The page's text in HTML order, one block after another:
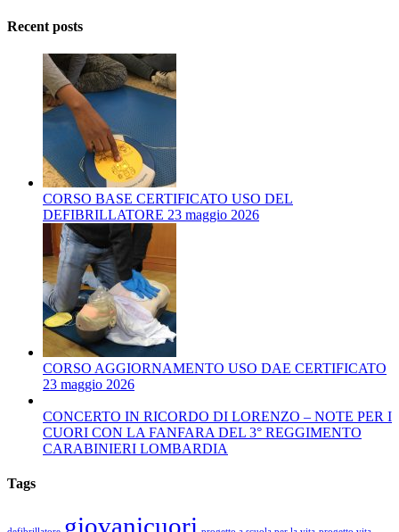
Recent posts
CORSO BASE CERTIFICATO USO DEL
DEFIBRILLATORE 23 maggio 2026
CORSO AGGIORNAMENTO USO DAE CERTIFICATO
23 maggio 2026
CONCERTO IN RICORDO DI LORENZO – NOTE PER I
CUORI CON LA FANFARA DEL 3° REGGIMENTO
CARABINIERI LOMBARDIA
Tags
giovanicuori